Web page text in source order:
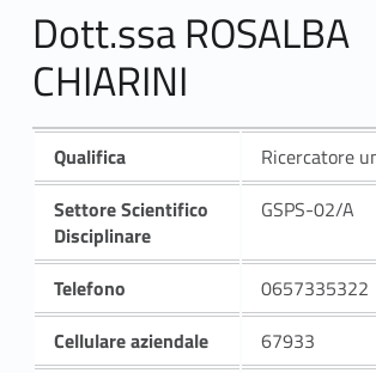
Dott.ssa ROSALBA
CHIARINI
Qualifica
Ricercatore
Settore Scientifico
Disciplinare
GSPS-02/A
Telefono
0657335322
Cellulare aziendale
67933